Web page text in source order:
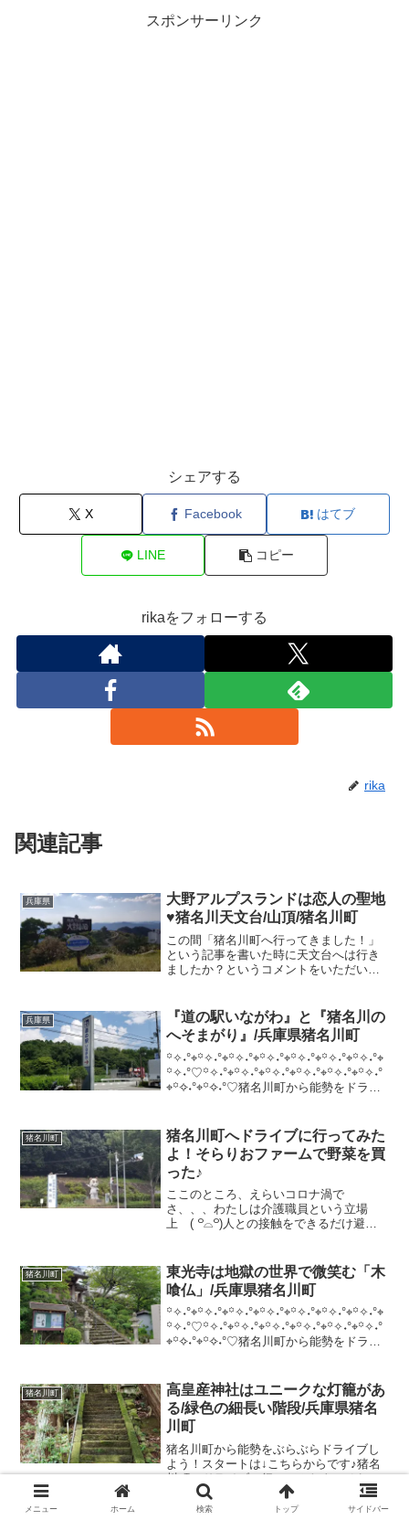
スポンサーリンク
シェアする
X Facebook はてブ
LINE コピー
rikaをフォローする
rika
関連記事
兵庫県
大野アルプスランドは恋人の聖地
♥猪名川天文台/山頂/猪名川町
この間「猪名川町へ行ってきました！」
という記事を書いた時に天文台へは行き
ましたか？というコメントをいただい
が先日とてもいいお天気☀の日に行って
きましたのでご紹介しますね...
兵庫県
『道の駅いながわ』と『猪名川の
へそまがり』/兵庫県猪名川町
꙳✧˖°⌖꙳✧˖°⌖꙳✧˖°⌖꙳✧˖°⌖꙳✧˖°⌖꙳✧˖°⌖꙳✧˖°⌖
꙳✧˖°♡꙳✧˖°⌖꙳✧˖°⌖꙳✧˖°⌖꙳✧˖°⌖꙳✧˖°⌖꙳✧˖°
⌖꙳✧˖°⌖꙳✧˖°♡猪名川町から能勢をドライ
猪名川町
猪名川町へドライブに行ってみた
よ！そらりおファームで野菜を買
った♪
ここのところ、えらいコロナ渦で
さ、、、わたしは介護職員という立場
上 ( ꒪⌓꒪)人との接触をできるだけ避け
イブなら大丈夫だろうと思い立った💡さ
て、地図を目を皿のようにし...
猪名川町
東光寺は地獄の世界で微笑む「木
喰仏」/兵庫県猪名川町
꙳✧˖°⌖꙳✧˖°⌖꙳✧˖°⌖꙳✧˖°⌖꙳✧˖°⌖꙳✧˖°⌖꙳✧˖°⌖
꙳✧˖°♡꙳✧˖°⌖꙳✧˖°⌖꙳✧˖°⌖꙳✧˖°⌖꙳✧˖°⌖꙳✧˖°
⌖꙳✧˖°⌖꙳✧˖°♡猪名川町から能勢をドライ
猪名川町
高皇産神社はユニークな灯籠があ
る/緑色の細長い階段/兵庫県猪名
川町
猪名川町から能勢をぶらぶらドライブし
よう！スタートは↓こちらからです♪猪名
川町へドライブに行ってみたよ！そらり
おファームで野菜を買った♪猪名川町って
どこやねん？と失礼ながら思っていたの
メニュー ホーム 検索 トップ サイドバー